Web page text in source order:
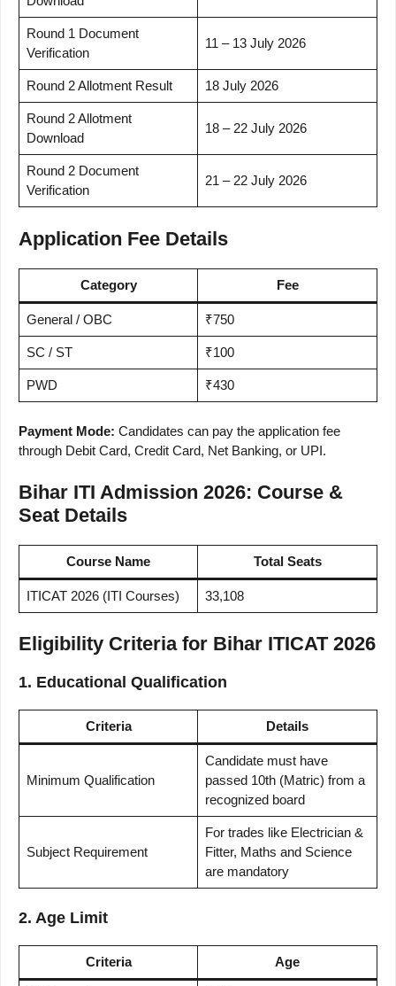
Round 1 Document
Verification
11 – 13 July 2026
Round 2 Allotment Result 18 July 2026
Round 2 Allotment
Download
18 – 22 July 2026
Round 2 Document
Verification
21 – 22 July 2026
Application Fee Details
Category Fee
General / OBC ₹750
SC / ST ₹100
PWD ₹430
Payment Mode: Candidates can pay the application fee
through Debit Card, Credit Card, Net Banking, or UPI.
Bihar ITI Admission 2026: Course &
Seat Details
Course Name Total Seats
ITICAT 2026 (ITI Courses) 33,108
Eligibility Criteria for Bihar ITICAT 2026
1. Educational Qualification
Criteria Details
Minimum Qualification
Candidate must have
passed 10th (Matric) from a
recognized board
Subject Requirement
For trades like Electrician &
Fitter, Maths and Science
are mandatory
2. Age Limit
Criteria Age